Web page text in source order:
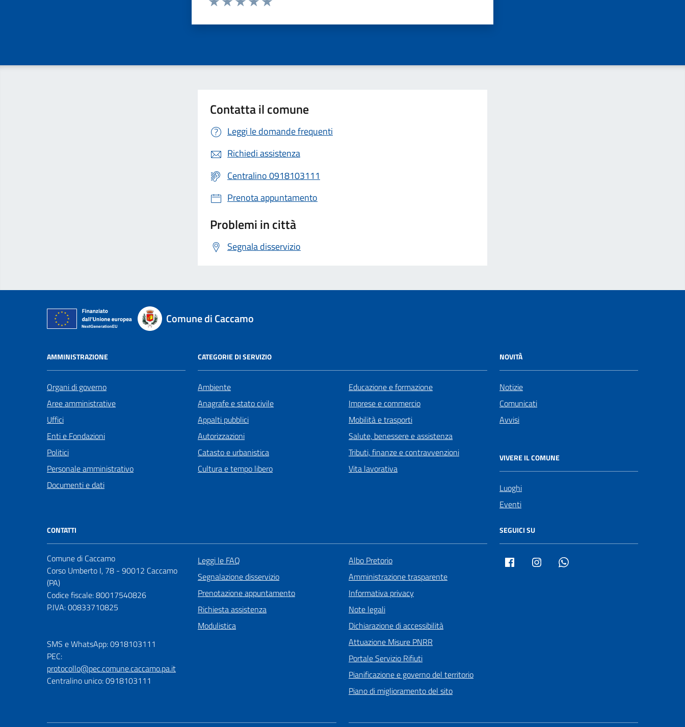
Contatta il comune
Leggi le domande frequenti
Richiedi assistenza
Centralino 0918103111
Prenota appuntamento
Problemi in città
Segnala disservizio
Comune di Caccamo
AMMINISTRAZIONE
Organi di governo
Aree amministrative
Uffici
Enti e Fondazioni
Politici
Personale amministrativo
Documenti e dati
CATEGORIE DI SERVIZIO
Ambiente
Anagrafe e stato civile
Appalti pubblici
Autorizzazioni
Catasto e urbanistica
Cultura e tempo libero
Educazione e formazione
Imprese e commercio
Mobilità e trasporti
Salute, benessere e assistenza
Tributi, finanze e contravvenzioni
Vita lavorativa
NOVITÀ
Notizie
Comunicati
Avvisi
VIVERE IL COMUNE
Luoghi
Eventi
CONTATTI
Comune di Caccamo
Corso Umberto I, 78 - 90012 Caccamo
(PA)
Codice fiscale: 80017540826
P.IVA: 00833710825
SMS e WhatsApp: 0918103111
PEC:
protocollo@pec.comune.caccamo.pa.it
Centralino unico: 0918103111
Leggi le FAQ
Segnalazione disservizio
Prenotazione appuntamento
Richiesta assistenza
Modulistica
Albo Pretorio
Amministrazione trasparente
Informativa privacy
Note legali
Dichiarazione di accessibilità
Attuazione Misure PNRR
Portale Servizio Rifiuti
Pianificazione e governo del territorio
Piano di miglioramento del sito
SEGUICI SU
Facebook Instagram